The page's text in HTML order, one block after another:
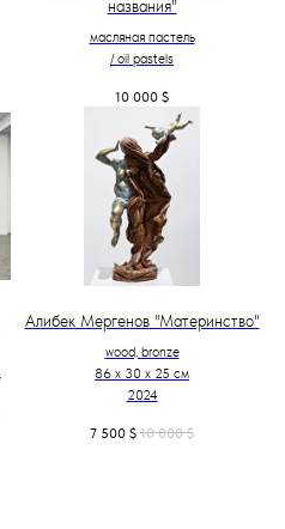
названия"
масляная пастель
/ oil pastels
10 000 $
Алибек Мергенов "Материнство"
wood, bronze
86 х 30 х 25 см
2024
7 500 $ 10 000 $